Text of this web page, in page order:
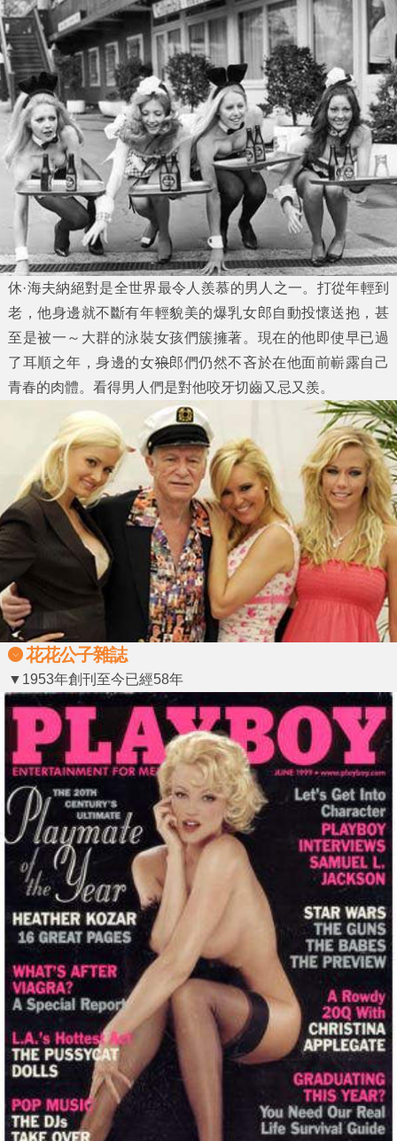
休·海夫納絕對是全世界最令人羨慕的男人之一。打從年輕到
老，他身邊就不斷有年輕貌美的爆乳女郎自動投懷送抱，甚
至是被一～大群的泳裝女孩們簇擁著。現在的他即使早已過
了耳順之年，身邊的女狼郎們仍然不吝於在他面前嶄露自己
青春的肉體。看得男人們是對他咬牙切齒又忌又羨。
花花公子雜誌
▼1953年創刊至今已經58年